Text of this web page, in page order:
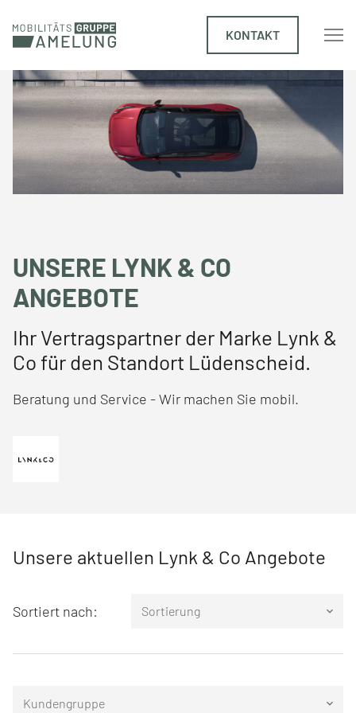
KONTAKT
UNSERE LYNK & CO
ANGEBOTE
Ihr Vertragspartner der Marke Lynk &
Co für den Standort Lüdenscheid.
Beratung und Service - Wir machen Sie mobil.
Unsere aktuellen Lynk & Co Angebote
Sortiert nach: Sortierung keyboard_arrow_down
Kundengruppe keyboard_arrow_down